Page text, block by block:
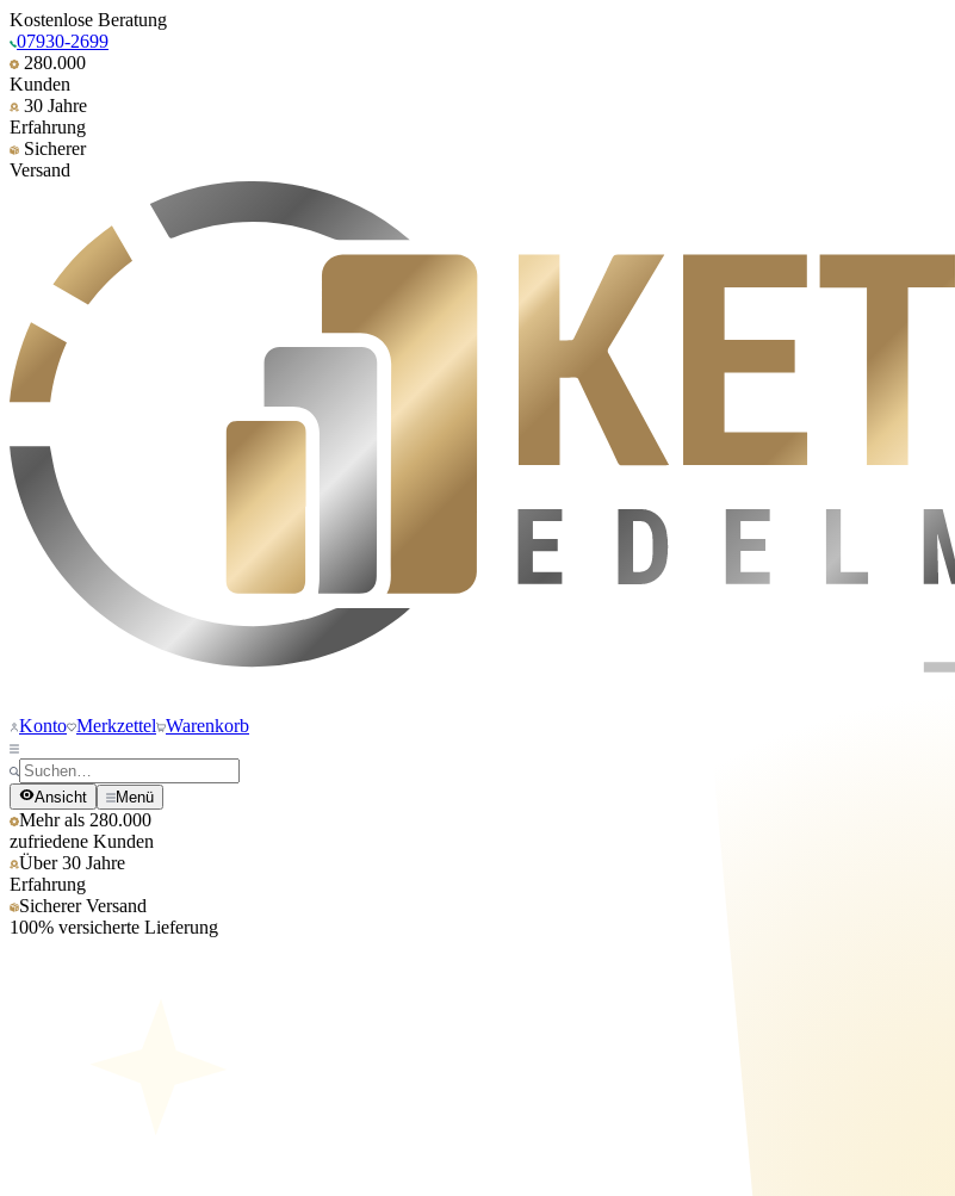
Kostenlose Beratung
07930-2699
280.000
Kunden
30 Jahre
Erfahrung
Sicherer
Versand
Konto Merkzettel Warenkorb
Ansicht Menü
Mehr als 280.000
zufriedene Kunden
Über 30 Jahre
Erfahrung
Sicherer Versand
100% versicherte Lieferung